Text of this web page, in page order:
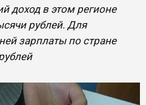
доход в этом регионе
рублей. Для
зарплаты по стране